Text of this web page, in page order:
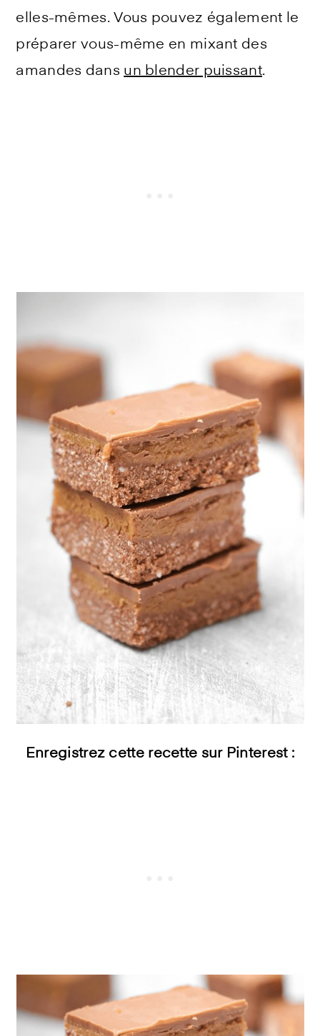
elles-mêmes. Vous pouvez également le
préparer vous-même en mixant des
amandes dans un blender puissant.
Enregistrez cette recette sur Pinterest :